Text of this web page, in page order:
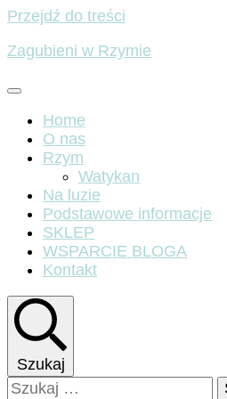
Przejdź do treści
Zagubieni w Rzymie
Home
O nas
Rzym
Watykan
Na luzie
Podstawowe informacje
SKLEP
WSPARCIE BLOGA
Kontakt
Szukaj
Szukaj: